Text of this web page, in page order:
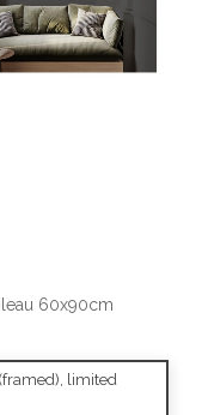
60x90cm
limited